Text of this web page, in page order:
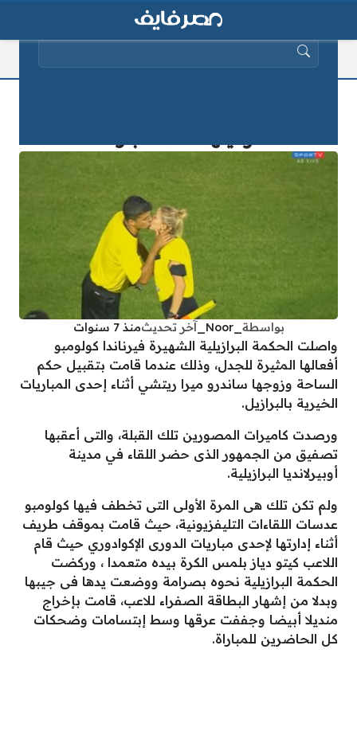
بواسطة _Noor_ آخر تحديثمنذ 7 سنوات
واصلت الحكمة البرازيلية الشهيرة فيرناندا كولومبو
أفعالها المثيرة للجدل، وذلك عندما قامت بتقبيل حكم
الساحة وزوجها ساندرو ميرا ريتشي أثناء إحدى المباريات
الخيرية بالبرازيل.
ورصدت كاميرات المصورين تلك القبلة، والتى أعقبها
تصفيق من الجمهور الذى حضر اللقاء في مدينة
أوبيرلانديا البرازيلية.
ولم تكن تلك هى المرة الأولى التى تخطف فيها كولومبو
عدسات اللقاءات التليفزيونية، حيث قامت بموقف طريف
أثناء إدارتها لإحدى مباريات الدورى الإكوادوري حيث قام
اللاعب كيتو دياز بلمس الكرة بيده متعمدا ، وركضت
الحكمة البرازيلية نحوه بصرامة ووضعت يدها فى جيبها
وبدلا من إشهار البطاقة الصفراء للاعب، قامت بإخراج
منديلا أبيضا وجففت عرقها وسط إبتسامات وضحكات
كل الحاضرين للمباراة.
البحث عن: